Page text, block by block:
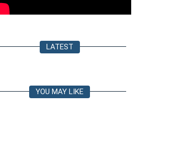
LATEST
YOU MAY LIKE